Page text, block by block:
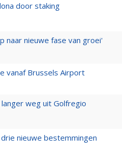
door staking
naar nieuwe fase van groei'
vanaf Brussels Airport
weg uit Golfregio
nieuwe bestemmingen